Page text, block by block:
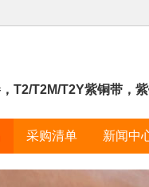
T2/T2M/T2Y紫铜带，
采购清单 新闻中